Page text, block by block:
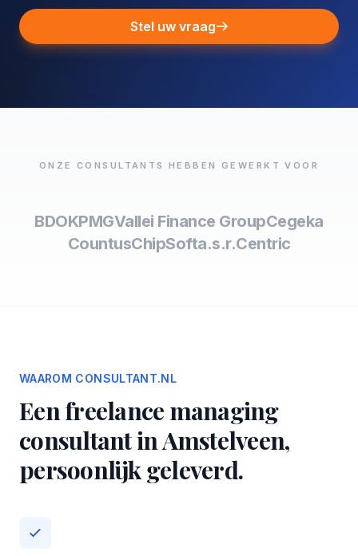
Stel uw vraag
ONZE CONSULTANTS HEBBEN GEWERKT VOOR
BDOKPMGVallei Finance GroupCegeka
CountusChipSofta.s.r.Centric
WAAROM CONSULTANT.NL
Een freelance managing
consultant in Amstelveen,
persoonlijk geleverd.